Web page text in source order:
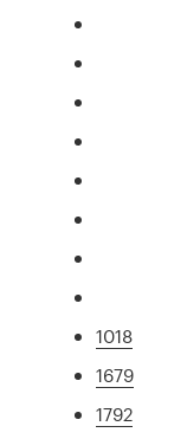
1018
1679
1792